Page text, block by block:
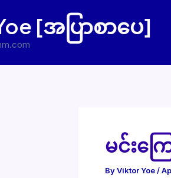
[အပြာစာပေ]
မင်းကြ
ByViktor Yoe/